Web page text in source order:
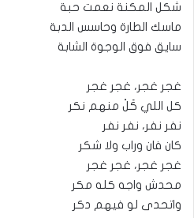
شكل المكنة نعمت حبة
ماسك الطارة وحاسس الدبة
سايق فوق الوجوة الشابة
غجر غجر، غجر غجر
كل اللي كَلْ منهم نكر
نفر نفر، نفر نفر
كان فان وراب ولا شكر
غجر غجر، غجر غجر
محدش واجه كله مكر
واتحدى لو فيهم دكر